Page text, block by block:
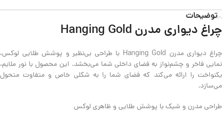
توضیحات
چراغ دیواری مدرن Hanging Gold
چراغ دیواری مدرن Hanging Gold با طراحی بی‌نظیر و پوشش طلایی لوکس،
نمایی فاخر و چشم‌نواز به فضای داخلی شما می‌بخشد. این محصول با نور ملایم،
یکنواخت را ارائه می‌کند که فضای شما را به شکلی خاص و متفاوت متحول
می‌سازد.
طراحی مدرن و شیک با پوشش طلایی و ظاهری لوکس